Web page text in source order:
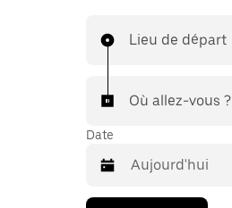
Lieu de départ
Où allez-vous ?
Date